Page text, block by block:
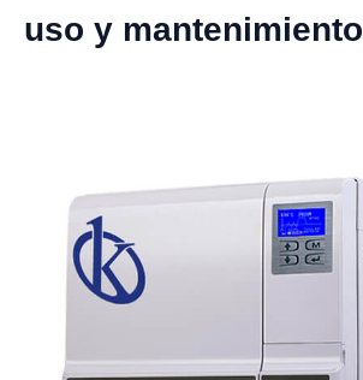
uso y mantenimiento